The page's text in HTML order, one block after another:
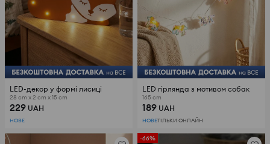
LED-декор у формі лисиці
28 cm x 2 cm x 15 cm
229 UAH
НОВЕ
LED гірлянда з мотивом собак
165 cm
189 UAH
НОВЕТІЛЬКИ ОНЛАЙН
-66%